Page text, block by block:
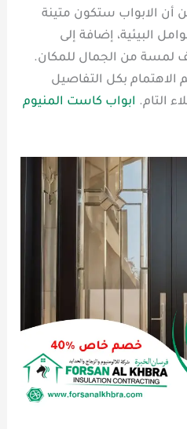
أن الابواب ستكون متينة
البيئية، إضافة إلى
لمسة من الجمال للمكان.
الاهتمام بكل التفاصيل
التام. ابواب كاست المنيوم